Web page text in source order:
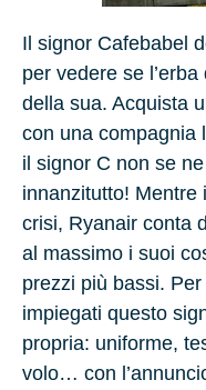
Il signor Cafebabel
per vedere se
della sua. Acquista
con una compagnia
il signor C non se
innanzitutto! Mentre
crisi, Ryanair conta
al massimo i suoi
prezzi più bassi.
impiegati questo
propria: uniforme,
volo… con